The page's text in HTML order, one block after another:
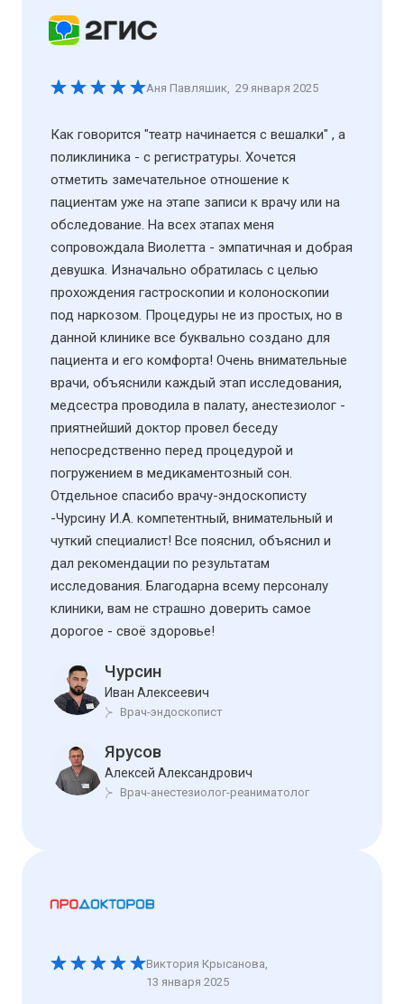
Аня Павляшик 29 января 2025
Как говорится "театр начинается с вешалки" , а
поликлиника - с регистратуры. Хочется
отметить замечательное отношение к
пациентам уже на этапе записи к врачу или на
обследование. На всех этапах меня
сопровождала Виолетта - эмпатичная и добрая
девушка. Изначально обратилась с целью
прохождения гастроскопии и колоноскопии
под наркозом. Процедуры не из простых, но в
данной клинике все буквально создано для
пациента и его комфорта! Очень внимательные
врачи, объяснили каждый этап исследования,
медсестра проводила в палату, анестезиолог -
приятнейший доктор провел беседу
непосредственно перед процедурой и
погружением в медикаментозный сон.
Отдельное спасибо врачу-эндоскописту
-Чурсину И.А. компетентный, внимательный и
чуткий специалист! Все пояснил, объяснил и
дал рекомендации по результатам
исследования. Благодарна всему персоналу
клиники, вам не страшно доверить самое
дорогое - своё здоровье!
Чурсин
Иван Алексеевич
Врач-эндоскопист
Ярусов
Алексей Александрович
Врач-анестезиолог-реаниматолог
Виктория Крысанова
13 января 2025